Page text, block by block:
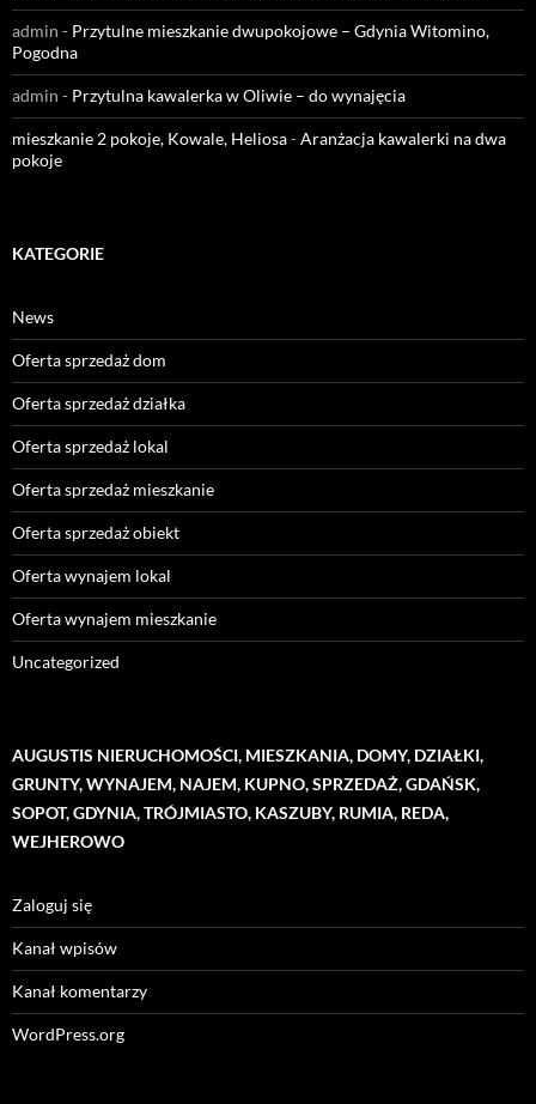
admin - Przytulne mieszkanie dwupokojowe – Gdynia Witomino,
Pogodna
admin - Przytulna kawalerka w Oliwie – do wynajęcia
mieszkanie 2 pokoje, Kowale, Heliosa-Aranżacja kawalerki na dwa
pokoje
KATEGORIE
News
Oferta sprzedaż dom
Oferta sprzedaż działka
Oferta sprzedaż lokal
Oferta sprzedaż mieszkanie
Oferta sprzedaż obiekt
Oferta wynajem lokal
Oferta wynajem mieszkanie
Uncategorized
AUGUSTIS NIERUCHOMOŚCI, MIESZKANIA, DOMY, DZIAŁKI,
GRUNTY, WYNAJEM, NAJEM, KUPNO, SPRZEDAŻ, GDAŃSK,
SOPOT, GDYNIA, TRÓJMIASTO, KASZUBY, RUMIA, REDA,
WEJHEROWO
Zaloguj się
Kanał wpisów
Kanał komentarzy
WordPress.org